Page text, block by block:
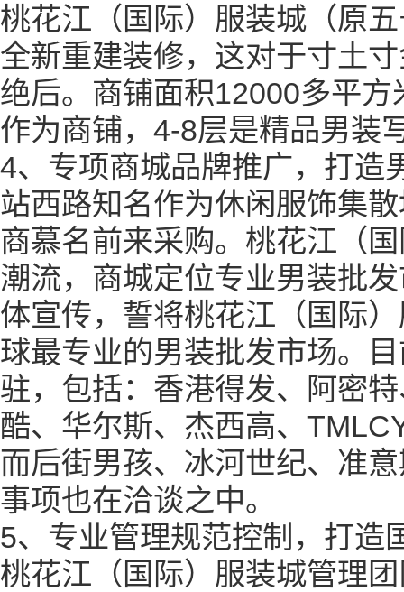
桃花江（国际）服装城（原
全新重建装修，这对于寸土
绝后。商铺面积12000多平方
作为商铺， 4-8层是精品男装
4、专项商城品牌推广，打造
站西路知名作为休闲服饰集
商慕名前来采购。桃花江（
潮流，商城定位专业男装批
体宣传，誓将桃花江（国际
球最专业的男装批发市场。
驻，包括：香港得发、阿密
酷、华尔斯、杰西高、
而后街男孩、冰河世纪、准
事项也在洽谈之中。
5、专业管理规范控制，打造
桃花江（国际）服装城管理